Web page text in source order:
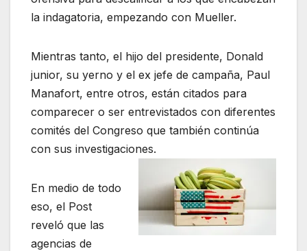
la indagatoria, empezando con Mueller.
Mientras tanto, el hijo del presidente, Donald
junior, su yerno y el ex jefe de campaña, Paul
Manafort, entre otros, están citados para
comparecer o ser entrevistados con diferentes
comités del Congreso que también continúa
con sus investigaciones.
En medio de todo
eso, el Post
reveló que las
agencias de